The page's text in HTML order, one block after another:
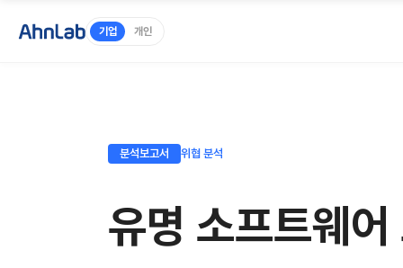
기업 개인
분석보고서 위협 분석
유명 소프트웨